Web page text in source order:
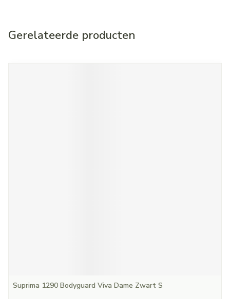
Gerelateerde producten
Suprima 1290 Bodyguard Viva Dame Zwart S